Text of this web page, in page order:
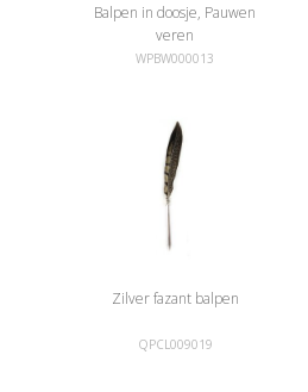
Balpen in doosje, Pauwen
veren
WPBW000013
Zilver fazant balpen
QPCL009019